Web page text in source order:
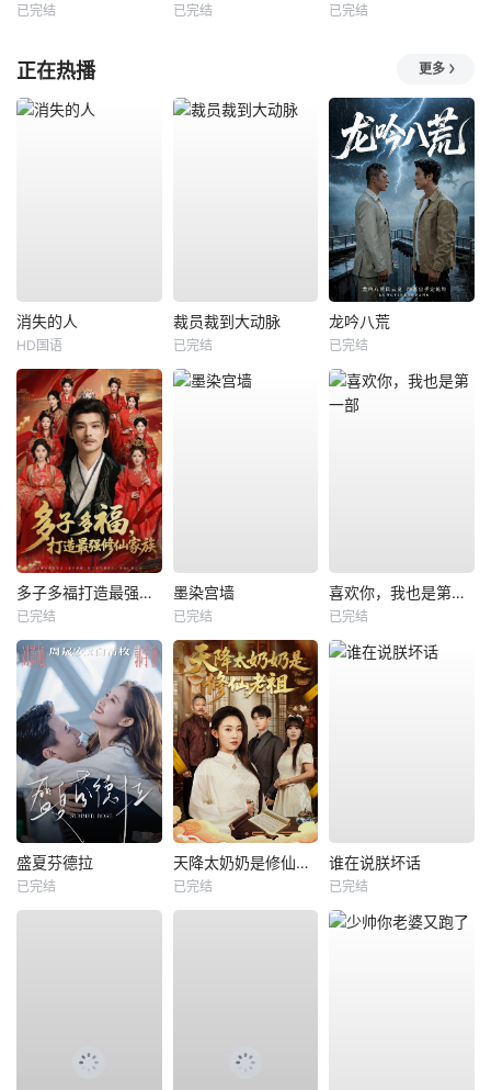
已完结 已完结 已完结
正在热播 更多
消失的人
HD国语
裁员裁到大动脉
已完结
龙吟八荒
已完结
多子多福打造最强修仙家族
已完结
墨染宫墙
已完结
喜欢你，我也是第一部
已完结
盛夏芬德拉
已完结
天降太奶奶是修仙老祖
已完结
谁在说朕坏话
已完结